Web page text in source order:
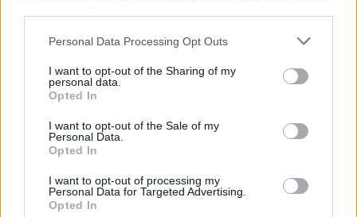
Please note that this website/app uses one or more Google
not limited to your visit or usage behaviour. You may click to
grant or deny consent to Google and its third-party tags to
use your data for below specified purposes in below Google
consent section.
Personal Data Processing Opt Outs
I want to opt-out of the Sharing of my
personal data.
Opted In
I want to opt-out of the Sale of my
Personal Data.
Opted In
I want to opt-out of processing my
Personal Data for Targeted Advertising.
Opted In
Követem
HÁZON KÍVÜL VIDEÓ ADÁSRÉSZLETEK
JESZENSZKY GÉZA
KALAPÁCSOS TÁMADÁS MERÉNYLET
CSALÁDI KONFLIKTUS